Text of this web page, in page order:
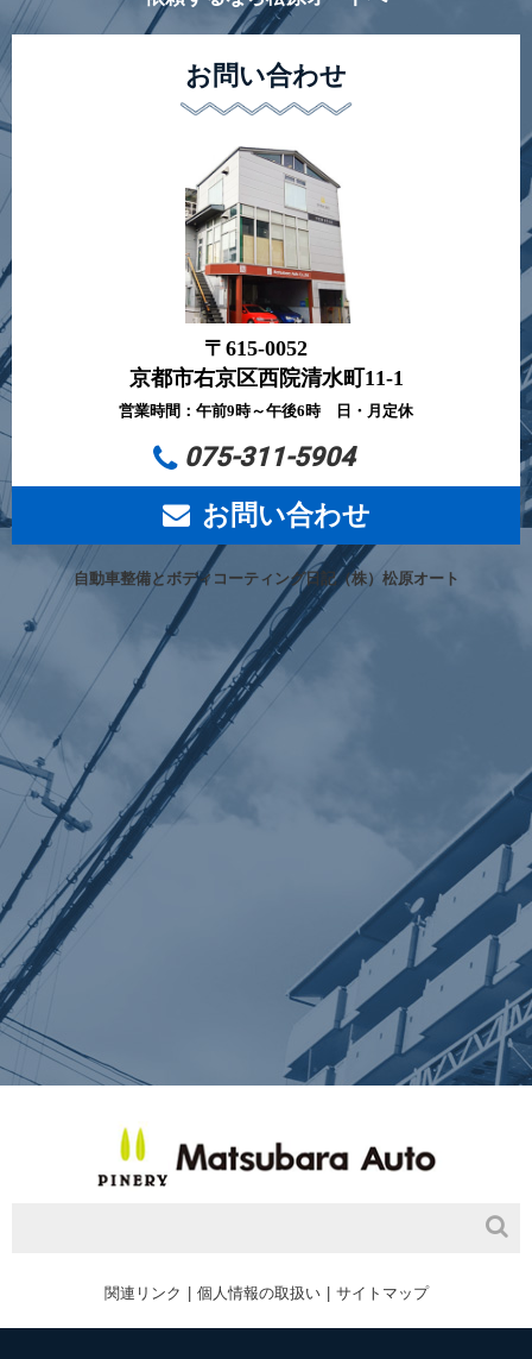
お問い合わせ
〒615-0052
京都市右京区西院清水町11-1
営業時間：午前9時～午後6時 日・月定休
075-311-5904
お問い合わせ
自動車整備とボディコーティング日記（株）松原オート
関連リンク 個人情報の取扱い サイトマップ